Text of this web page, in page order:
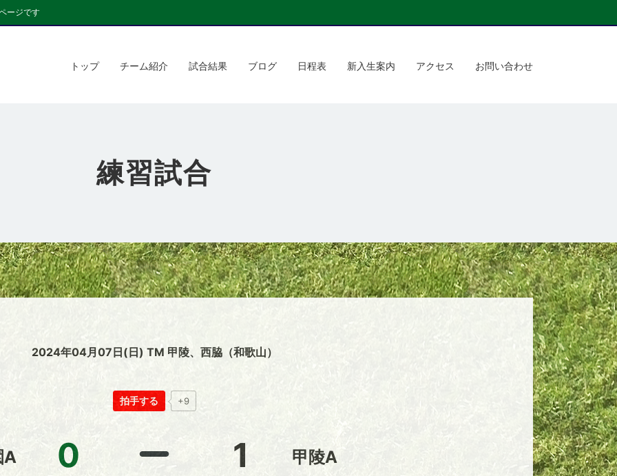
ージです
トップ チーム紹介 試合結果 ブログ 日程表 新入生案内 アクセス お問い合わせ
練習試合
2024年04月07日(日) TM 甲陵、西脇（和歌山）
拍手する +9
A 0 1 甲陵A